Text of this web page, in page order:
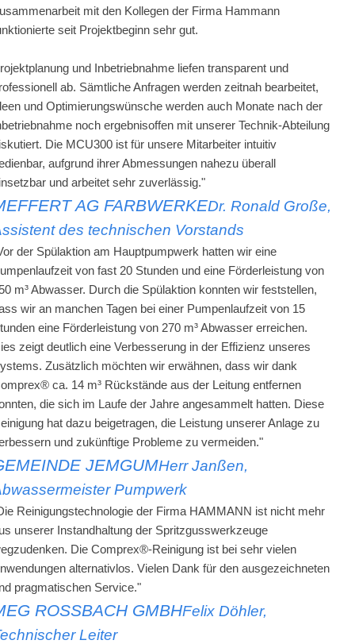
mit den Kollegen der Firma Hammann
seit Projektbeginn sehr gut.
und Inbetriebnahme liefen transparent und
ab. Sämtliche Anfragen werden zeitnah bearbeitet,
und Optimierungswünsche werden auch Monate nach der
noch ergebnisoffen mit unserer Technik-Abteilung
Die MCU300 ist für unsere Mitarbeiter intuitiv
aufgrund ihrer Abmessungen nahezu überall
und arbeitet sehr zuverlässig."
AG FARBWERKEDr. Ronald Große,
des technischen Vorstands
der Spülaktion am Hauptpumpwerk hatten wir eine
von fast 20 Stunden und eine Förderleistung von
m³ Abwasser. Durch die Spülaktion konnten wir feststellen,
wir an manchen Tagen bei einer Pumpenlaufzeit von 15
eine Förderleistung von 270 m³ Abwasser erreichen.
zeigt deutlich eine Verbesserung in der Effizienz unseres
Zusätzlich möchten wir erwähnen, dass wir dank
ca. 14 m³ Rückstände aus der Leitung entfernen
die sich im Laufe der Jahre angesammelt hatten. Diese
hat dazu beigetragen, die Leistung unserer Anlage zu
und zukünftige Probleme zu vermeiden."
JEMGUMHerr Janßen,
Pumpwerk
Reinigungstechnologie der Firma HAMMANN ist nicht mehr
unserer Instandhaltung der Spritzgusswerkzeuge
Die Comprex®-Reinigung ist bei sehr vielen
alternativlos. Vielen Dank für den ausgezeichneten
pragmatischen Service."
ROSSBACH GMBHFelix Döhler,
Leiter